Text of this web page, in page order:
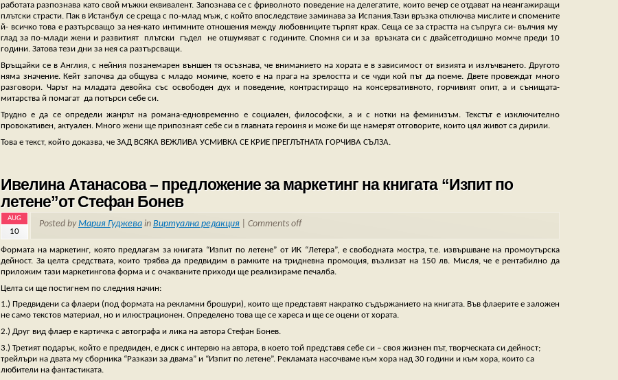
работата разпознава като свой мъжки еквивалент. Запознава се с фриволното поведение на делегатите, които вечер се отдават на неангажиращи
плътски страсти. Пак в Истанбул се среща с по-млад мъж, с който впоследствие заминава за Испания.Тази връзка отключва мислите и спомените
й- всичко това е разтърсващо за нея-като интимните отношения между любовниците търпят крах. Сеща се за страстта на съпруга си- вълчия му
глад за по-млади жени и развитият плътски гъдел не отшумяват с годините. Спомня си и за връзката си с двайсетгодишно момче преди 10
години. Затова тези дни за нея са разтърсващи.
Връщайки се в Англия, с нейния позанемарен външен тя осъзнава, че вниманието на хората е в зависимост от визията и излъчването. Другото
няма значение. Кейт започва да общува с младо момиче, което е на прага на зрелостта и се чуди кой път да поеме. Двете провеждат много
разговори. Чарът на младата девойка със освободен дух и поведение, контрастиращо на консервативното, горчивият опит, а и сънищата-
митарства й помагат да потърси себе си.
Трудно е да се определи жанрът на романа-едновременно е социален, философски, а и с нотки на феминизъм. Текстът е изключително
провокативен, актуален. Много жени ще припознаят себе си в главната героиня и може би ще намерят отговорите, които цял живот са дирили.
Това е текст, който доказва, че ЗАД ВСЯКА ВЕЖЛИВА УСМИВКА СЕ КРИЕ ПРЕГЛЪТНАТА ГОРЧИВА СЪЛЗА.
Ивелина Атанасова – предложение за маркетинг на книгата “Изпит по
летене”от Стефан Бонев
AUG
10
Posted byМария Гуджева in Виртуална редакция Comments off
Формата на маркетинг, която предлагам за книгата “Изпит по летене” от ИК “Летера”, е свободната мостра, т.е. извършване на промоутърска
дейност. За целта средствата, които трябва да предвидим в рамките на тридневна промоция, възлизат на 150 лв. Мисля, че е рентабилно да
приложим тази маркетингова форма и с очакваните приходи ще реализираме печалба.
Целта си ще постигнем по следния начин:
1.) Предвидени са флаери (под формата на рекламни брошури), които ще представят накратко съдържанието на книгата. Във флаерите е заложен
не само текстов материал, но и илюстрационен. Определено това ще се хареса и ще се оцени от хората.
2.) Друг вид флаер е картичка с автографа и лика на автора Стефан Бонев.
3.) Третият подарък, който е предвиден, е диск с интервю на автора, в което той представя себе си – своя жизнен път, творческата си дейност;
трейлъри на двата му сборника “Разкази за двама” и “Изпит по летене”. Рекламата насочваме към хора над 30 години и към хора, които са
любители на фантастиката.